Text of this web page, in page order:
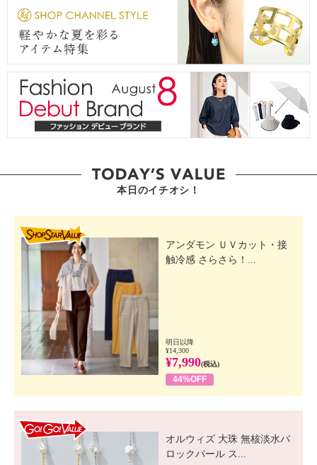
本日のイチオシ！
アンダモン ＵＶカット・接
触冷感 さらさら！...
明日以降
¥14,300
¥7,990(税込)
44%OFF
オルウィズ 大珠 無核淡水バ
ロックパール ス...